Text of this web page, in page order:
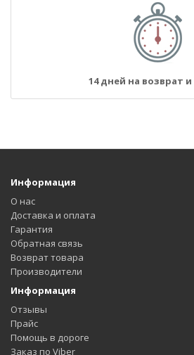
14 дней на возврат
Информация
О нас
Доставка и оплата
Гарантия
Обратная связь
Возврат товара
Производители
Информация
Отзывы
Прайс
Помощь в дороге
Заказ по Viber